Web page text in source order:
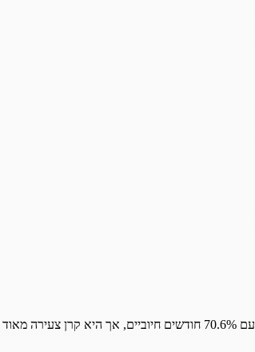
עם 70.6% חודשים חיוביים, אך היא קרן צעירה מאוד